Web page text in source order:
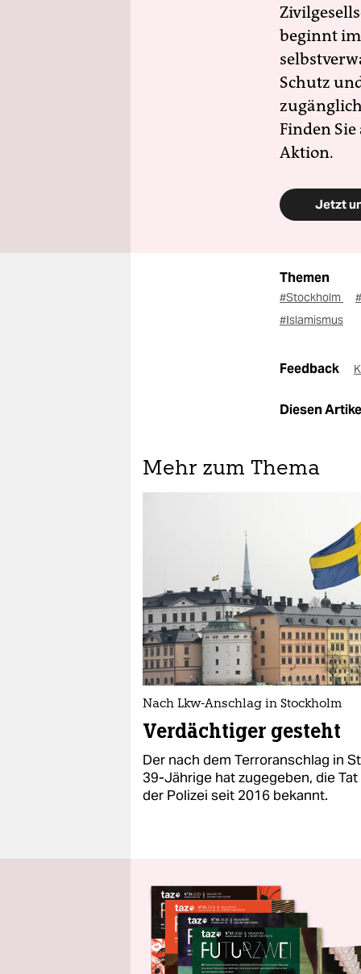
beginnt
Schutz
Finden
Aktion.
Jetzt
Themen
#Stockholm
#Islamismus
Feedback
Diesen
Mehr zum Thema
Nach Lkw-Anschlag in Stockholm
Verdächtiger gesteht
Der nach dem Terroranschlag in
39-Jährige hat zugegeben, die
der Polizei seit 2016 bekannt.